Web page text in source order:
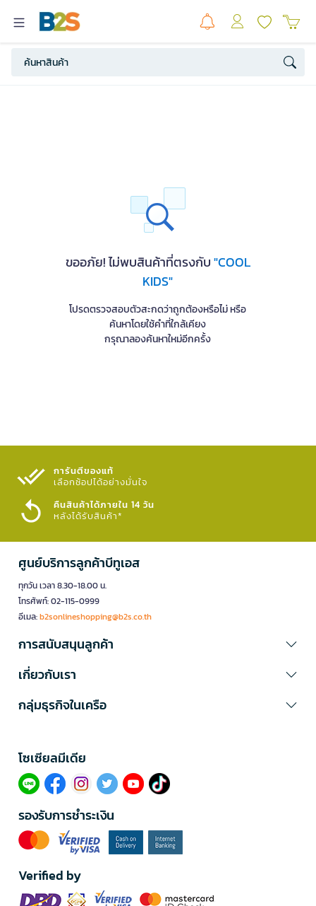
ขออภัย! ไม่พบสินค้าที่ตรงกับ"COOL
KIDS"
โปรดตรวจสอบตัวสะกดว่าถูกต้องหรือไม่ หรือ
ค้นหาโดยใช้คำที่ใกล้เคียง
กรุณาลองค้นหาใหม่อีกครั้ง
การันตีของแท้
เลือกช้อปได้อย่างมั่นใจ​
คืนสินค้าได้ภายใน 14 วัน
หลังได้รับสินค้า*
ศูนย์บริการลูกค้าบีทูเอส
ทุกวัน เวลา 8.30-18.00 น.
โทรศัพท์: 02-115-0999
อีเมล:b2sonlineshopping@b2s.co.th
การสนับสนุนลูกค้า
เกี่ยวกับเรา
กลุ่มธุรกิจในเครือ
โซเซียลมีเดีย​
รองรับการชำระเงิน
Verified by